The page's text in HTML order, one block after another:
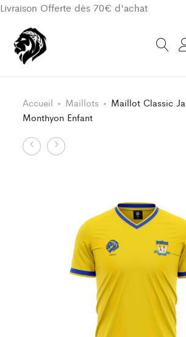
Livraison Offerte dès 70€ d'achat
Accueil Maillots
Maillot Classic
Monthyon Enfant
Product
Short
Maillot
Monthyon